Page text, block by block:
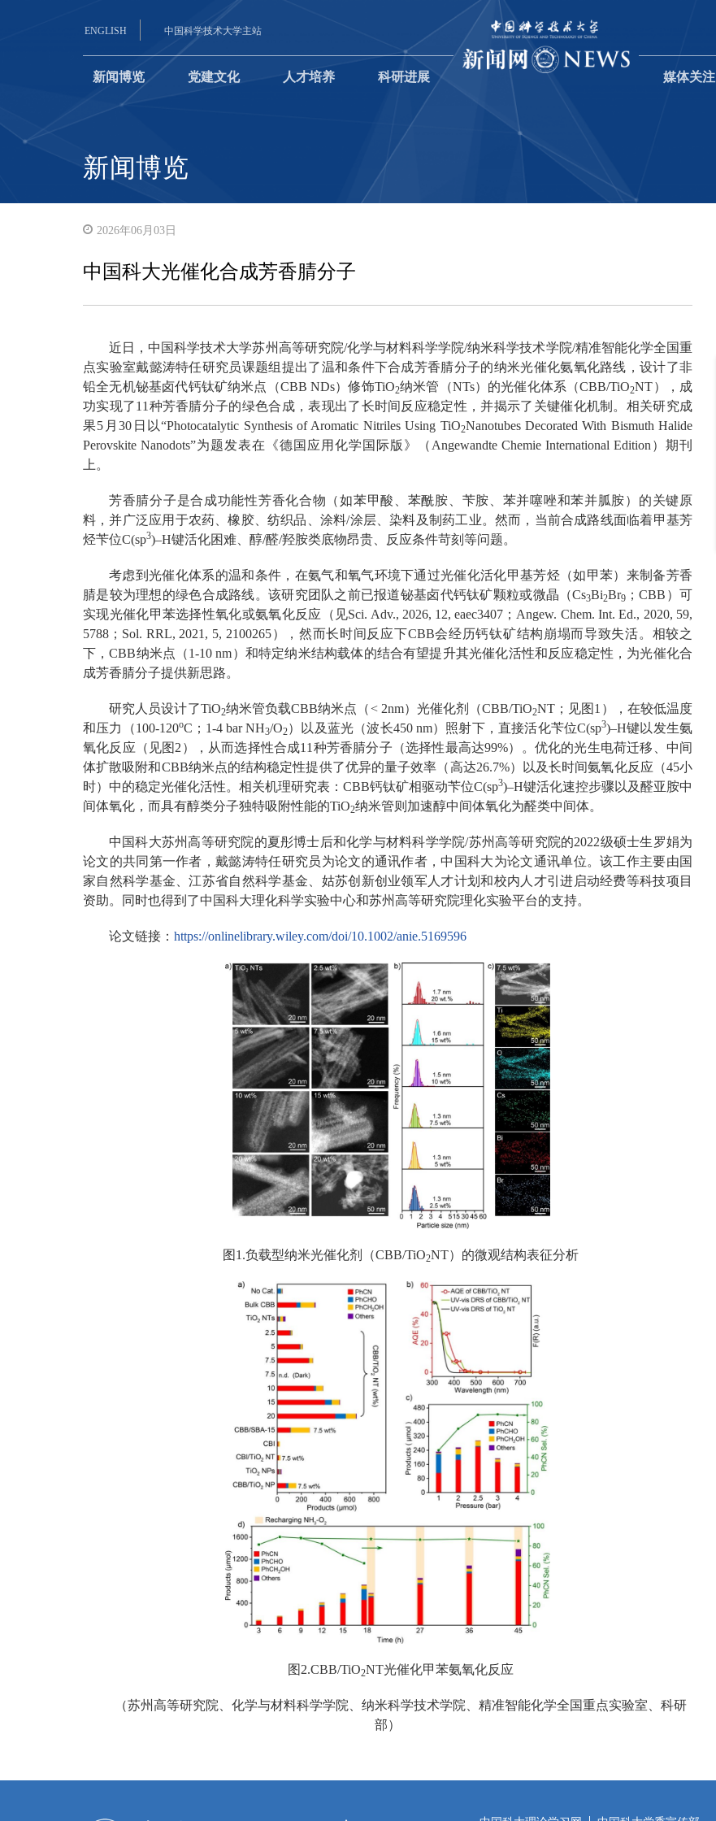
ENGLISH 中国科学技术大学主站
新闻博览 党建文化 人才培养 科研进展 媒体关注
新闻博览
2026年06月03日
中国科大光催化合成芳香腈分子
近日，中国科学技术大学苏州高等研究院/化学与材料科学学院/纳米科学技术学院/精准智能化学全国重
点实验室戴懿涛特任研究员课题组提出了温和条件下合成芳香腈分子的纳米光催化氨氧化路线，设计了非
铅全无机铋基卤代钙钛矿纳米点（CBB NDs）修饰TiO2纳米管（NTs）的光催化体系（CBB/TiO2NT），成
功实现了11种芳香腈分子的绿色合成，表现出了长时间反应稳定性，并揭示了关键催化机制。相关研究成
果5月30日以“Photocatalytic Synthesis of Aromatic Nitriles Using TiO2Nanotubes Decorated With Bismuth Halide
Perovskite Nanodots”为题发表在《德国应用化学国际版》（Angewandte Chemie International Edition）期刊
上。
芳香腈分子是合成功能性芳香化合物（如苯甲酸、苯酰胺、苄胺、苯并噻唑和苯并胍胺）的关键原
料，并广泛应用于农药、橡胶、纺织品、涂料/涂层、染料及制药工业。然而，当前合成路线面临着甲基芳
烃苄位C(sp3)–H键活化困难、醇/醛/羟胺类底物昂贵、反应条件苛刻等问题。
考虑到光催化体系的温和条件，在氨气和氧气环境下通过光催化活化甲基芳烃（如甲苯）来制备芳香
腈是较为理想的绿色合成路线。该研究团队之前已报道铋基卤代钙钛矿颗粒或微晶（Cs3Bi2Br9 ；CBB）可
实现光催化甲苯选择性氧化或氨氧化反应（见Sci. Adv., 2026, 12, eaec3407；Angew. Chem. Int. Ed., 2020, 59,
5788；Sol. RRL, 2021, 5, 2100265），然而长时间反应下CBB会经历钙钛矿结构崩塌而导致失活。相较之
下，CBB纳米点（1-10 nm）和特定纳米结构载体的结合有望提升其光催化活性和反应稳定性，为光催化合
成芳香腈分子提供新思路。
研究人员设计了TiO2纳米管负载CBB纳米点（< 2nm）光催化剂（CBB/TiO2NT；见图1），在较低温度
和压力（100-120oC；1-4 bar NH3/O2）以及蓝光（波长450 nm）照射下，直接活化苄位C(sp3)–H键以发生氨
氧化反应（见图2），从而选择性合成11种芳香腈分子（选择性最高达99%）。优化的光生电荷迁移、中间
体扩散吸附和CBB纳米点的结构稳定性提供了优异的量子效率（高达26.7%）以及长时间氨氧化反应（45小
时）中的稳定光催化活性。相关机理研究表：CBB钙钛矿相驱动苄位C(sp3)–H键活化速控步骤以及醛亚胺中
间体氧化，而具有醇类分子独特吸附性能的TiO2纳米管则加速醇中间体氧化为醛类中间体。
中国科大苏州高等研究院的夏彤博士后和化学与材料科学学院/苏州高等研究院的2022级硕士生罗娟为
论文的共同第一作者，戴懿涛特任研究员为论文的通讯作者，中国科大为论文通讯单位。该工作主要由国
家自然科学基金、江苏省自然科学基金、姑苏创新创业领军人才计划和校内人才引进启动经费等科技项目
资助。同时也得到了中国科大理化科学实验中心和苏州高等研究院理化实验平台的支持。
论文链接： https://onlinelibrary.wiley.com/doi/10.1002/anie.5169596
图1.负载型纳米光催化剂（CBB/TiO2NT）的微观结构表征分析
图2.CBB/TiO2NT光催化甲苯氨氧化反应
（苏州高等研究院、化学与材料科学学院、纳米科学技术学院、 精准智能化学全国重点实验室、科研
部）